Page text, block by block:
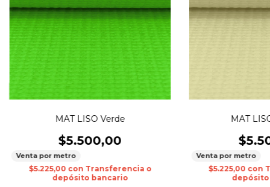
MAT LISO Verde
$5.500,00
Venta por metro
$5.225,00 con Transferencia o
depósito bancario
MAT
Venta por metro
$5.225,00 con